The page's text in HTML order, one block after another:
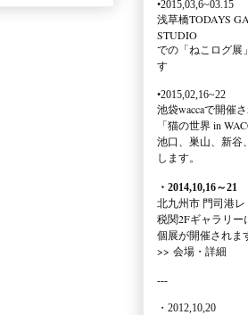
•2015,03,6~03.15
浅草橋TODAYS
STUDIO
での 「ねこログ展
す
•2015,02,16~22
池袋waccaで開催
「猫の世界 in
池口、巣山、新谷
します。
・2014,10,16～21
北九州市 門司港
税関2Fギャラリー
個展が開催されま
>> 会場・詳細
---
・2012,10,20